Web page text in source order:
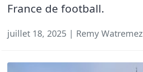
France de football.
juillet 18, 2025 | Remy Watremez